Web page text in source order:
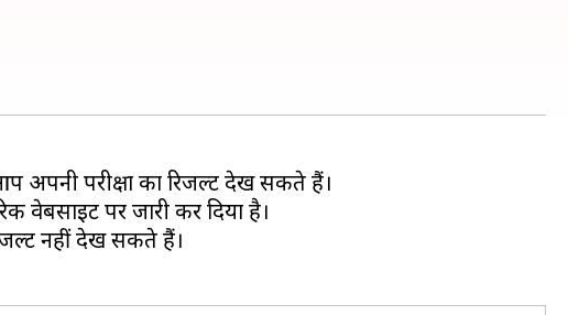
अपनी परीक्षा का रिजल्ट देख सकते हैं।
वेबसाइट पर जारी कर दिया है।
नहीं देख सकते हैं।